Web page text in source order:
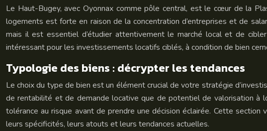
Le Haut-Bugey, avec Oyonnax comme pôle central, est le cœur de la
logements est forte en raison de la concentration d’entreprises et de
mais il est essentiel d’étudier attentivement le marché local et de
intéressant pour les investissements locatifs ciblés, à condition de bien
Typologie des biens : décrypter les tendances
Le choix du type de bien est un élément crucial de votre stratégie
de rentabilité et de demande locative que de potentiel de valorisation
tolérance au risque avant de prendre une décision éclairée. Cette
leurs spécificités, leurs atouts et leurs tendances actuelles.